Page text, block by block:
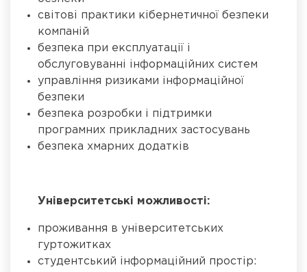
світові практики кібернетичної безпеки
компаній
безпека при експлуатації і
обслуговуванні інформаційних систем
управління ризиками інформаційної
безпеки
безпека розробки і підтримки
програмних прикладних застосувань
безпека хмарних додатків
Університетські можливості:
проживання в університетських
гуртожитках
студентський інформаційний простір: